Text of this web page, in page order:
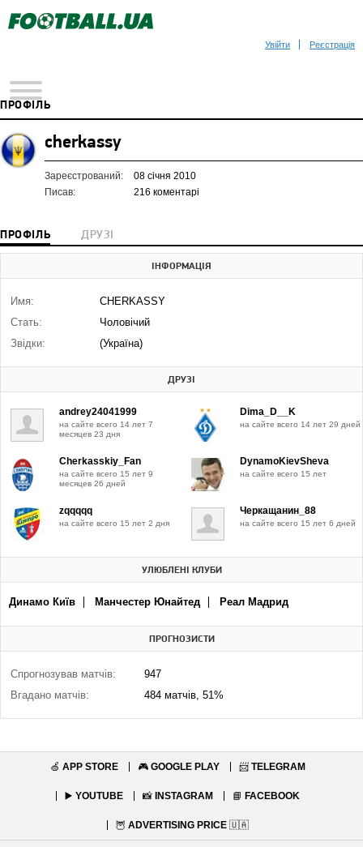
Увійти Реєстрація
ПРОФІЛЬ
cherkassy
Зареєстрований:
08 січня 2010
Писав:
216 коментарі
ПРОФІЛЬ ДРУЗІ
ІНФОРМАЦІЯ
Имя:
СHERKASSY
Стать:
Чоловічий
Звідки:
(Україна)
ДРУЗІ
andrey24041999
на сайте всего 14 лет 7
месяцев 23 дня
Dima_D__K
на сайте всего 14 лет 29 дней
Cherkasskiy_Fan
на сайте всего 15 лет 9
месяцев 26 дней
DynamoKievSheva
на сайте всего 15 лет
zqqqqq
на сайте всего 15 лет 2 дня
Черкащанин_88
на сайте всего 15 лет 6 дней
УЛЮБЛЕНІ КЛУБИ
Динамо Київ Манчестер Юнайтед Реал Мадрид
ПРОГНОЗИСТИ
Спрогнозував матчів:
947
Вгадано матчів:
484 матчів, 51%
🍏 APP STORE 🎮 GOOGLE PLAY 📨 TELEGRAM
▶️ YOUTUBE 📸 INSTAGRAM 📘 FACEBOOK
🦉 ADVERTISING PRICE 🇺🇦